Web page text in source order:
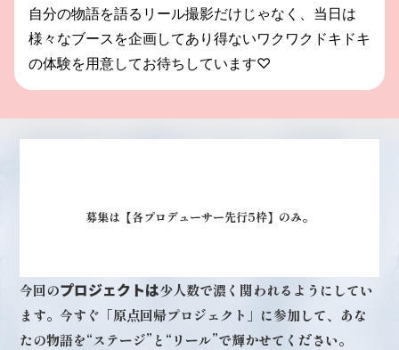
自分の物語を語るリール撮影だけじゃなく、当日は
様々なブースを企画してあり得ないワクワクドキドキ
の体験を用意してお待ちしています♡
募集は 【各プロデューサー先行5枠】のみ。
今回のプロジェクトは少人数で濃く関われるようにしてい
ます。今すぐ「原点回帰プロジェクト」に参加して、 あな
たの物語を“ステージ”と“リール”で輝かせてください。